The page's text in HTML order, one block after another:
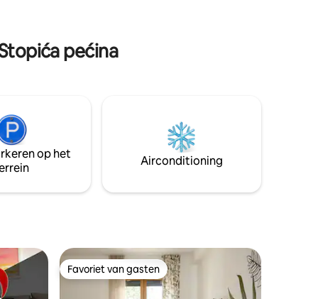
pećina
op het
Airconditioning
Favoriet van gasten
Favoriet van gasten